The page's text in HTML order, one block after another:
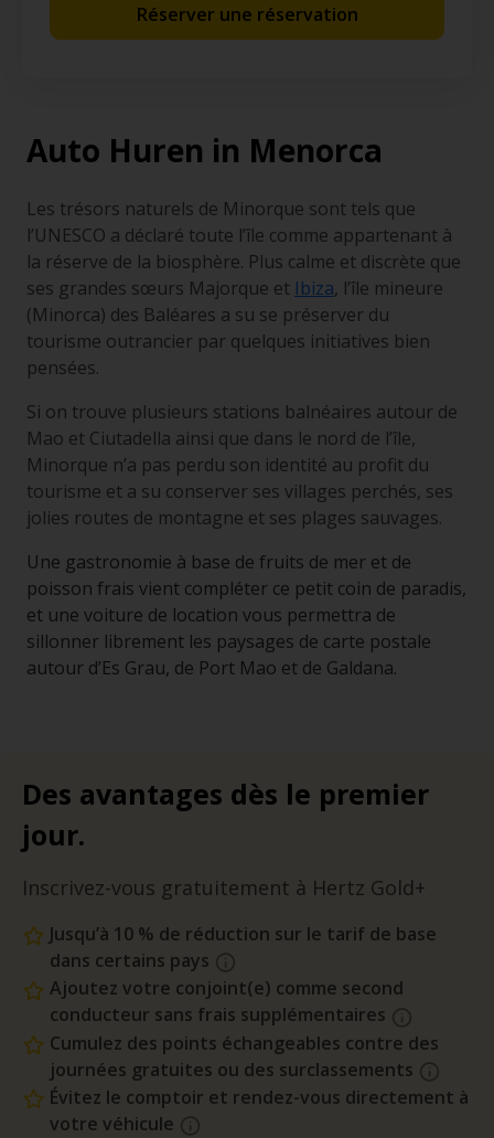
Réserver une réservation
Auto Huren in Menorca
Les trésors naturels de Minorque sont tels que
l’UNESCO a déclaré toute l’île comme appartenant à
la réserve de la biosphère. Plus calme et discrète que
ses grandes sœurs Majorque et Ibiza, l’île mineure
(Minorca) des Baléares a su se préserver du
tourisme outrancier par quelques initiatives bien
pensées.
Si on trouve plusieurs stations balnéaires autour de
Mao et Ciutadella ainsi que dans le nord de l’île,
Minorque n’a pas perdu son identité au profit du
tourisme et a su conserver ses villages perchés, ses
jolies routes de montagne et ses plages sauvages.
Une gastronomie à base de fruits de mer et de
poisson frais vient compléter ce petit coin de paradis,
et une voiture de location vous permettra de
sillonner librement les paysages de carte postale
autour d’Es Grau, de Port Mao et de Galdana.
Des avantages dès le premier
jour.
Inscrivez-vous gratuitement à Hertz Gold+
Jusqu’à 10 % de réduction sur le tarif de base
dans certains pays
Ajoutez votre conjoint(e) comme second
conducteur sans frais supplémentaires
Cumulez des points échangeables contre des
journées gratuites ou des surclassements
Évitez le comptoir et rendez-vous directement à
votre véhicule